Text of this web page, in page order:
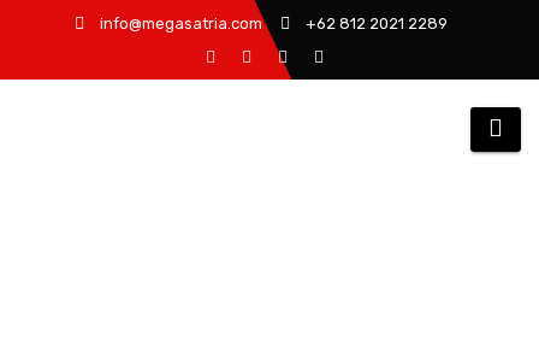
info@megasatria.com +62 812 2021 2289